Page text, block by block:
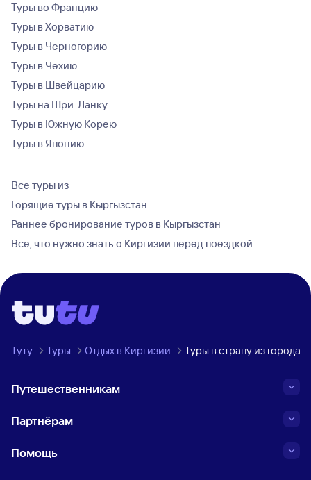
Туры во Францию
Туры в Хорватию
Туры в Черногорию
Туры в Чехию
Туры в Швейцарию
Туры на Шри-Ланку
Туры в Южную Корею
Туры в Японию
Все туры из
Горящие туры в Кыргызстан
Раннее бронирование туров в Кыргызстан
Все, что нужно знать о Киргизии перед поездкой
Туту Туры Отдых в Киргизии Туры в страну из города
Путешественникам
Партнёрам
Помощь